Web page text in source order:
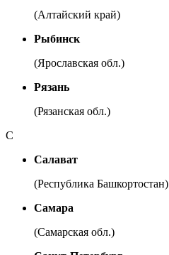
(Алтайский край)
Рыбинск
(Ярославская обл.)
Рязань
(Рязанская обл.)
С
Салават
(Республика Башкортостан)
Самара
(Самарская обл.)